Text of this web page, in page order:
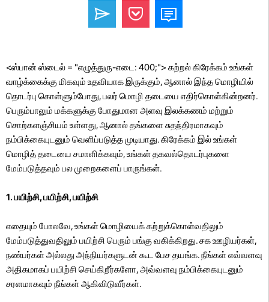
<ஸ்பான் ஸ்டைல் ​​= "எழுத்துரு-எடை: 400;"> கற்றல் கிரேக்கம் உங்கள்
வாழ்க்கைக்கு மிகவும் உதவியாக இருக்கும், ஆனால் இந்த மொழியில்
தொடர்பு கொள்ளும்போது, ​​பலர் மொழி தடையை எதிர்கொள்கின்றனர்.
பெரும்பாலும் மக்களுக்கு போதுமான அளவு இலக்கணம் மற்றும்
சொற்களஞ்சியம் உள்ளது, ஆனால் தங்களை சுதந்திரமாகவும்
நம்பிக்கையுடனும் வெளிப்படுத்த முடியாது. கிரேக்கம் இல் உங்கள்
மொழித் தடையை சமாளிக்கவும், உங்கள் தகவல்தொடர்புகளை
மேம்படுத்தவும் பல முறைகளைப் பாருங்கள்.
1. பயிற்சி, பயிற்சி, பயிற்சி
எதையும் போலவே, உங்கள் மொழியைக் கற்றுக்கொள்வதிலும்
மேம்படுத்துவதிலும் பயிற்சி பெரும் பங்கு வகிக்கிறது. சக ஊழியர்கள்,
நண்பர்கள் அல்லது அந்நியர்களுடன் கூட பேச தயங்க. நீங்கள் எவ்வளவு
அதிகமாகப் பயிற்சி செய்கிறீர்களோ, அவ்வளவு நம்பிக்கையுடனும்
சரளமாகவும் நீங்கள் ஆகிவிடுவீர்கள்.